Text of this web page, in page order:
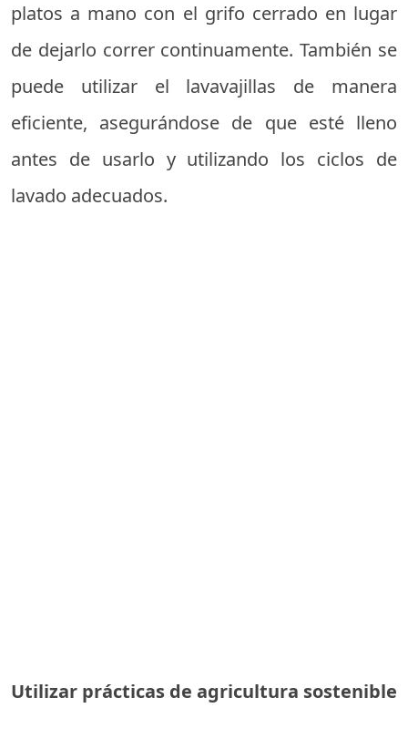
platos a mano con el grifo cerrado en lugar
de dejarlo correr continuamente. También se
puede utilizar el lavavajillas de manera
eficiente, asegurándose de que esté lleno
antes de usarlo y utilizando los ciclos de
lavado adecuados.
Utilizar prácticas de agricultura sostenible